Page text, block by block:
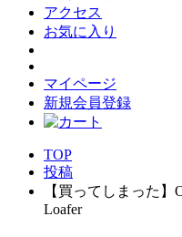
アクセス
お気に入り
マイページ
新規会員登録
TOP
投稿
【買ってしまった
Loafer